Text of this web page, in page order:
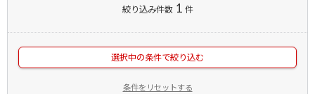
絞り込み件数 1 件
選択中の条件で絞り込む
条件をリセットする